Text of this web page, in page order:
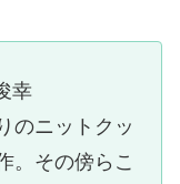
幸
のニットクッ
。その傍らこ